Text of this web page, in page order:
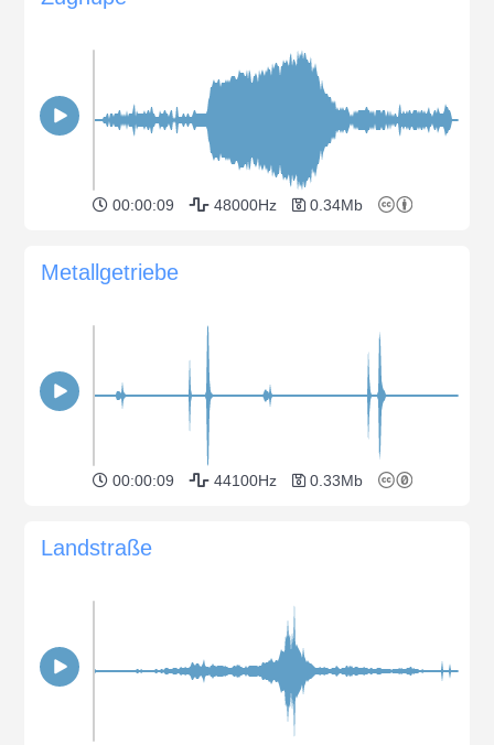
00:00:09 48000Hz 0.34Mb
Metallgetriebe
00:00:09 44100Hz 0.33Mb
Landstraße